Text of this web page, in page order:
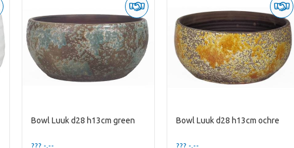
Bowl Luuk d28 h13cm green
??? -,--
Bowl Luuk d28 h13cm ochre
??? -,--